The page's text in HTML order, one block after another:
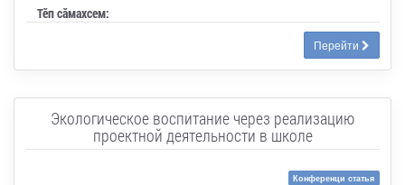
Тӗп сӑмахсем:
Перейти
Экологическое воспитание через реализацию
проектной деятельности в школе
Конференци статья